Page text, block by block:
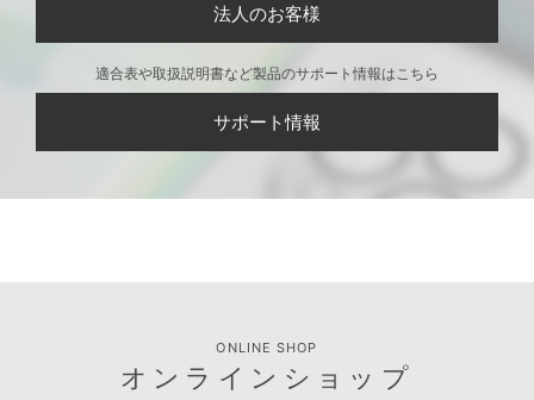
法人のお客様
適合表や取扱説明書など製品のサポート情報はこちら
サポート情報
ONLINE SHOP
オンラインショップ